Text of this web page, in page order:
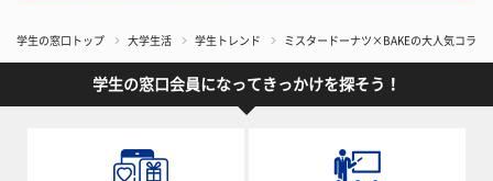
学生の窓口トップ 大学生活 学生トレンド ミスタードーナツ×BAKEの大人気コラボ
学生の窓口会員になってきっかけを探そう！